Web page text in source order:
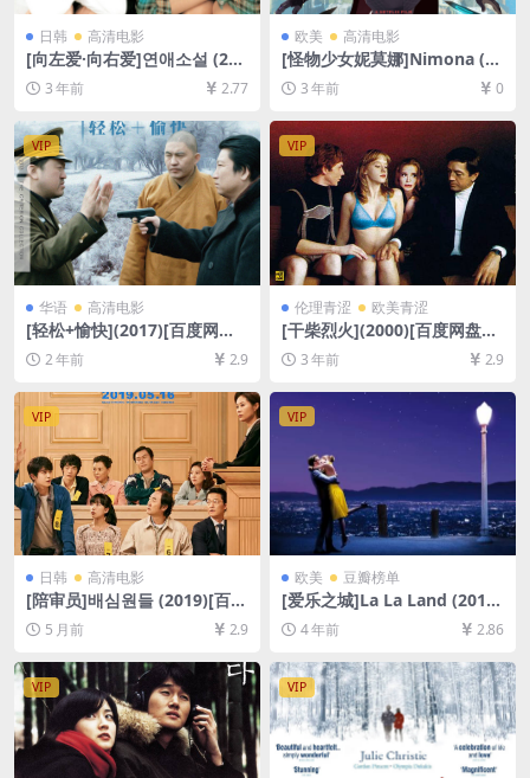
日韩 高清电影
[向左爱·向右爱]연애소설 (200
2)[百度网盘+迅雷云盘资源10
80P超清未删减][MP4/6GB]
[韩语中字]
3 年前 2.77
欧美 高清电影
[怪物少女妮莫娜]Nimona (20
23)[百度网盘+迅雷云盘资源1
080P超清未删减][MP4/2GB]
[中英字幕]
3 年前 0
VIP
华语 高清电影
[轻松+愉快](2017)[百度网盘
+夸克网盘1080P超清未删减
资源][网盘在线播放/下载][MP
2 年前 2.9
VIP
伦理青涩 欧美青涩
[干柴烈火](2000)[百度网盘
+夸克网盘1080P超清未删减
资源][网盘在线播放/下载][MP
+防和谐加密压缩包]
3 年前 2.9
VIP
日韩 高清电影
[陪审员]배심원들 (2019)[百度
网盘+夸克网盘1080P超清未
删减资源][网盘在线播放/下
载][MP4/7GB][中文字幕]
5 月前 2.9
VIP
欧美 豆瓣榜单
[爱乐之城]La La Land (2016)
[百度网盘+迅雷云盘资源1080
P超清未删减][MP4/9GB][中
英字幕]
4 年前 2.86
VIP VIP